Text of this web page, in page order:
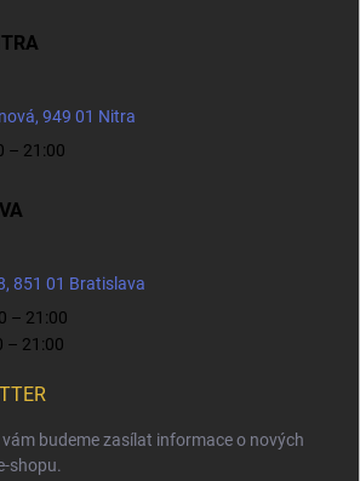
949 01 Nitra
– 21:00
851 01 Bratislava
– 21:00
– 21:00
budeme zasílat informace o nových
shopu.